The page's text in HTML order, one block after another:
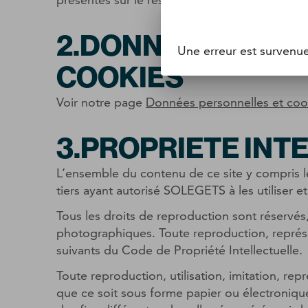
2.DONNEES
COOKIES
Voir notre page Données personnelles et
3.PROPRIETE
L’ensemble du contenu de ce site y
tiers ayant autorisé SOLEGETS à les utiliser
Tous les droits de reproduction sont
photographiques. Toute reproduction,
suivants du Code de Propriété Intellectuelle.
Toute reproduction, utilisation, imitation,
que ce soit sous forme papier ou
Une erreur est